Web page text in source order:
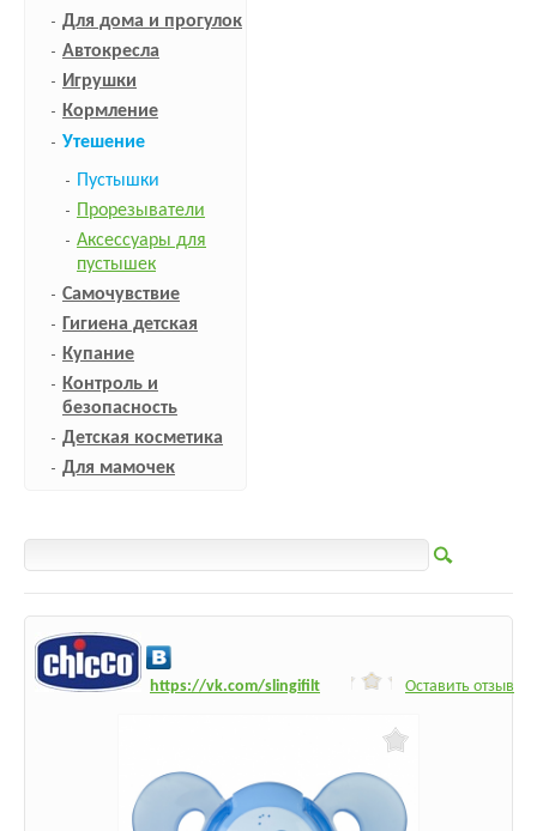
Для дома и прогулок
Автокресла
Игрушки
Кормление
Утешение
Пустышки
Прорезыватели
Аксессуары для
пустышек
Самочувствие
Гигиена детская
Купание
Контроль и
безопасность
Детская косметика
Для мамочек
https://vk.com/slingifilt Оставить отзыв